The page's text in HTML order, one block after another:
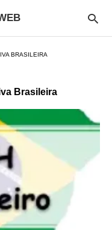
BRASILEIRA
Brasileira